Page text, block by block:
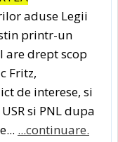
aduse Legii
printr-un
are drept scop
Fritz,
de interese, si
si PNL dupa
...continuare.